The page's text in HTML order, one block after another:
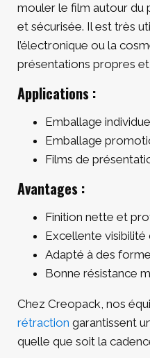
mouler le film autour du
et sécurisée. Il est très
l’électronique ou la
présentations propres
Applications :
Emballage
Emballage
Films de
Avantages :
Finition nette et
Excellente visibilité
Adapté à des
Bonne résistance
Chez Creopack, nos
rétraction garantissent
quelle que soit la